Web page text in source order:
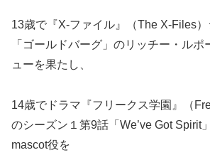
13歳で『X-ファイル』（The X-Files
「ゴールドバーグ」のリッチー・ル
ューを果たし、
14歳でドラマ『フリークス学園』（
のシーズン１第9話「We’ve Got Spirit
mascot役を